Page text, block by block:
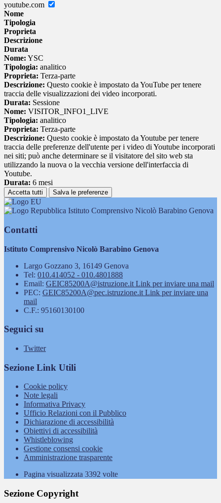
youtube.com
Nome
Tipologia
Proprieta
Descrizione
Durata
Nome: YSC
Tipologia: analitico
Proprieta: Terza-parte
Descrizione: Questo cookie è impostato da YouTube per tenere
traccia delle visualizzazioni dei video incorporati.
Durata: Sessione
Nome: VISITOR_INFO1_LIVE
Tipologia: analitico
Proprieta: Terza-parte
Descrizione: Questo cookie è impostato da Youtube per tenere
traccia delle preferenze dell'utente per i video di Youtube incorporati
nei siti; può anche determinare se il visitatore del sito web sta
utilizzando la nuova o la vecchia versione dell'interfaccia di
Youtube.
Durata: 6 mesi
Accetta tutti Salva le preferenze
Istituto Comprensivo Nicolò Barabino Genova
Contatti
Istituto Comprensivo Nicolò Barabino Genova
Largo Gozzano 3, 16149 Genova
Tel: 010.414052 - 010.4801888
Email: GEIC85200A@istruzione.it Link per inviare una mail
PEC: GEIC85200A@pec.istruzione.it Link per inviare una
mail
C.F.: 95160130100
Seguici su
Twitter
Sezione Link Utili
Cookie policy
Note legali
Informativa Privacy
Ufficio Relazioni con il Pubblico
Dichiarazione di accessibilità
Obiettivi di accessibilità
Whistleblowing
Gestione consensi cookie
Amministrazione trasparente
Pagina visualizzata 3392 volte
Sezione Copyright